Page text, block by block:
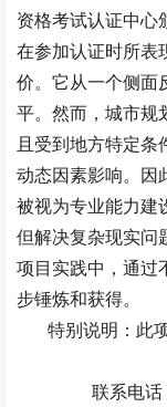
资格考试认证中心
在参加认证时所表
价。它从一个侧面
平。然而，城市规
且受到地方特定
动态因素影响。因
被视为专业能力建
但解决复杂现实问
项目实践中，通过
步锤炼和获得。
特别说明：此
联系电话